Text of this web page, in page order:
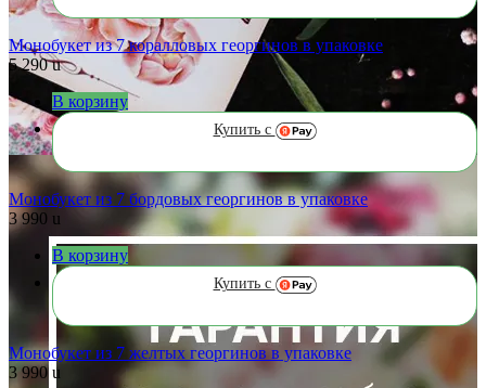
Монобукет из 7 коралловых георгинов в упаковке
5 290 u
В корзину
Купить с
Монобукет из 7 бордовых георгинов в упаковке
3 990 u
В корзину
Купить с
Монобукет из 7 желтых георгинов в упаковке
3 990 u